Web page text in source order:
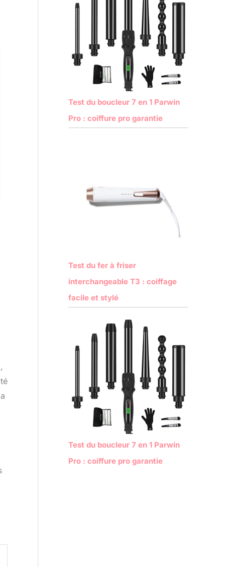
Test du boucleur 7 en 1 Parwin
Pro : coiffure pro garantie
Test du fer à friser
interchangeable T3 : coiffage
facile et stylé
Test du boucleur 7 en 1 Parwin
Pro : coiffure pro garantie